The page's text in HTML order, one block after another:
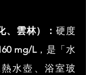
、雲林）：硬度
mg/L，是「水
水壺、浴室玻